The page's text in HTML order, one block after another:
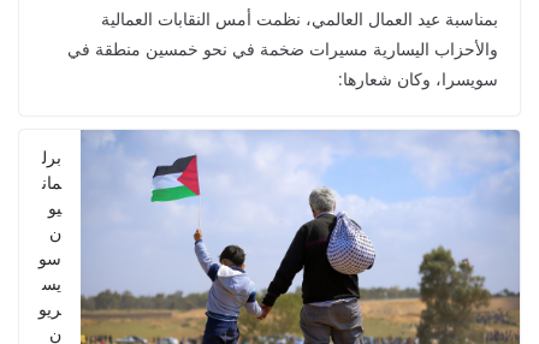
¤
t
e
p
t
بمناسبة عيد العمال العالمي، نظمت أمس النقابات العمالية
والأحزاب اليسارية مسيرات ضخمة في نحو خمسين منطقة في
سويسرا، وكان شعارها:
برل
مان
يو
ن
سو
يس
ريو
ن